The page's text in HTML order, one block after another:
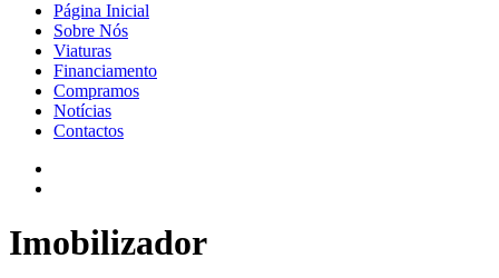
Página Inicial
Sobre Nós
Viaturas
Financiamento
Compramos
Notícias
Contactos
Imobilizador